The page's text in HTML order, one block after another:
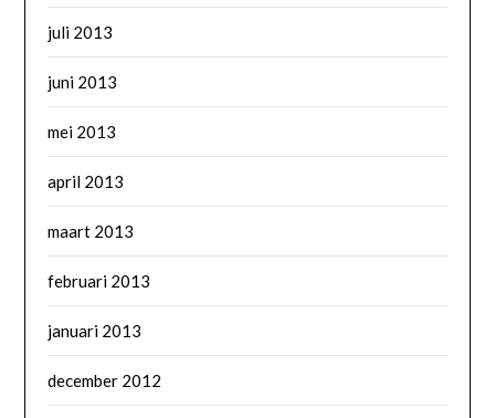
juli 2013
juni 2013
mei 2013
april 2013
maart 2013
februari 2013
januari 2013
december 2012